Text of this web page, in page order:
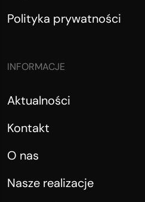
Polityka prywatności
INFORMACJE
Aktualności
Kontakt
O nas
Nasze realizacje